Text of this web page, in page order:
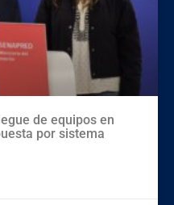
de equipos en
por sistema